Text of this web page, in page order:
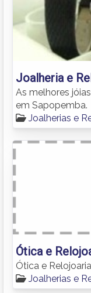
Joalheria e
As melhores
em Sapopemba.
Joalherias e
Ótica e
Ótica e
Joalherias e